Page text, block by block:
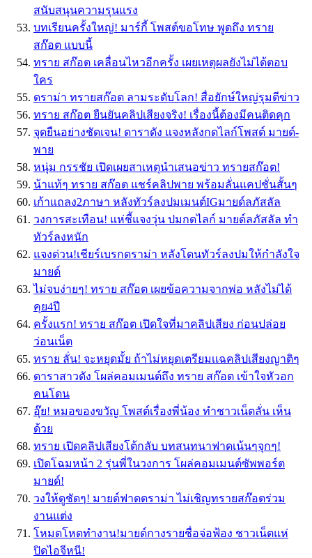
สนับสนุนความรุนแรง
บทเรียนครั้งใหญ่! มาร์กี้ โพสต์ขอโทษ พูดถึง ทราย
สก๊อต แบบนี้
ทราย สก๊อต เคลื่อนไหวอีกครั้ง เผยเหตุผลยังไม่ได้ตอบ
ใคร
ดราม่า ทรายสก๊อต ลามระดับโลก! สื่อยักษ์ใหญ่รุมตีข่าว
ทราย สก๊อต ยืนยันคลิปเสียงจริง! เรื่องนี้ต้องมีคนติดคุก
จุดยืนอย่างชัดเจน! ดาราดัง แจงหลังกดไลก์โพสต์ มายด์-
พาย
หนุ่ม กรรชัย เปิดเผยสาเหตุนำเสนอข่าว ทรายสก๊อต!
น้าแท้ๆ ทราย สก๊อต แชร์คลิปพาย พร้อมลั่นแคปชั่นสั้นๆ
เก้าแถลง2ภาษา หลังทัวร์ลงปมเมนต์IGมายด์ลภัสลัล
วงการสะเทือน! แห่ชี้แจงวุ่น ปมกดไลก์ มายด์ลภัสลัล ทำ
ทัวร์ลงหนัก
แจงด่วน!เชียร์เบรกดราม่า หลังโดนทัวร์ลงปมให้กำลังใจ
มายด์
ไม่จบง่ายๆ! ทราย สก๊อต เผยข้อความจากพ่อ หลังไม่ได้
คุย4ปี
ครั้งแรก! ทราย สก๊อต เปิดใจที่มาคลิปเสียง ก่อนปล่อย
ว่อนเน็ต
ทราย ลั่น! จะหยุดมั้ย ถ้าไม่หยุดเตรียมเเฉคลิปเสียงญาติๆ
ดาราสาวดัง โผล่คอมเมนต์ถึง ทราย สก๊อต เข้าใจหัวอก
คนโดน
อุ๊ย! หมอของขวัญ โพสต์เรื่องพี่น้อง ทำชาวเน็ตลั่น เห็น
ด้วย
ทราย เปิดคลิปเสียงโต้กลับ บทสนทนาฟาดเน้นๆจุกๆ!
เปิดโฉมหน้า 2 รุ่นพี่ในวงการ โผล่คอมเมนต์ซัพพอร์ต
มายด์!
วงให้ดูชัดๆ! มายด์ฟาดดราม่า ไม่เชิญทรายสก๊อตร่วม
งานแต่ง
โหมดโหดทำงาน!มายด์กางรายชื่อจ่อฟ้อง ชาวเน็ตแห่
ปิดไอจีหนี!